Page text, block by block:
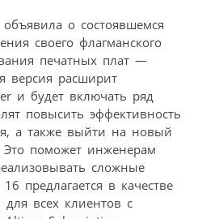
о состоявшемся
своего флагманского
печатных плат —
версия расширит
и будет включать ряд
повысить эффективность
а также выйти на новый
Это поможет инженерам
сложные
предлагается в качестве
для всех клиентов с